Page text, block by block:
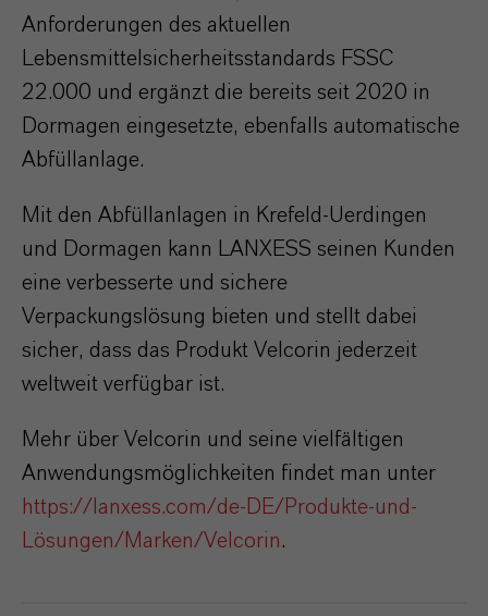
Anforderungen des aktuellen
Lebensmittelsicherheitsstandards FSSC
22.000 und ergänzt die bereits seit 2020 in
Dormagen eingesetzte, ebenfalls automatische
Abfüllanlage.
Mit den Abfüllanlagen in Krefeld-Uerdingen
und Dormagen kann LANXESS seinen Kunden
eine verbesserte und sichere
Verpackungslösung bieten und stellt dabei
sicher, dass das Produkt Velcorin jederzeit
weltweit verfügbar ist.
Mehr über Velcorin und seine vielfältigen
Anwendungsmöglichkeiten findet man unter
https://lanxess.com/de-DE/Produkte-und-
Lösungen/Marken/Velcorin.